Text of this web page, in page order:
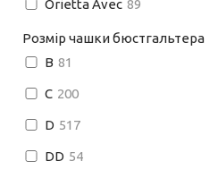
Orietta Avec 89
Розмір чашки бюстгальтера
B 81
C 200
D 517
DD 54